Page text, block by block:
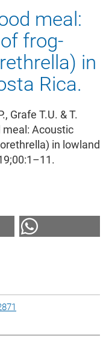
meal:
frog‐
in
Rica.
Grafe T.U. & T.
meal: Acoustic
in lowland